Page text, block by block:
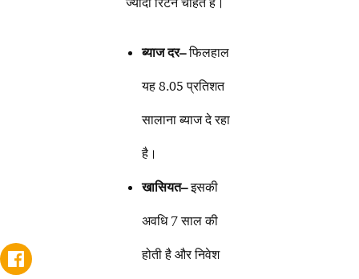
ब्याज दर–फिलहाल
यह 8.05 प्रतिशत
सालाना ब्याज दे रहा
है।
खासियत–इसकी
अवधि 7 साल की
होती है और निवेश